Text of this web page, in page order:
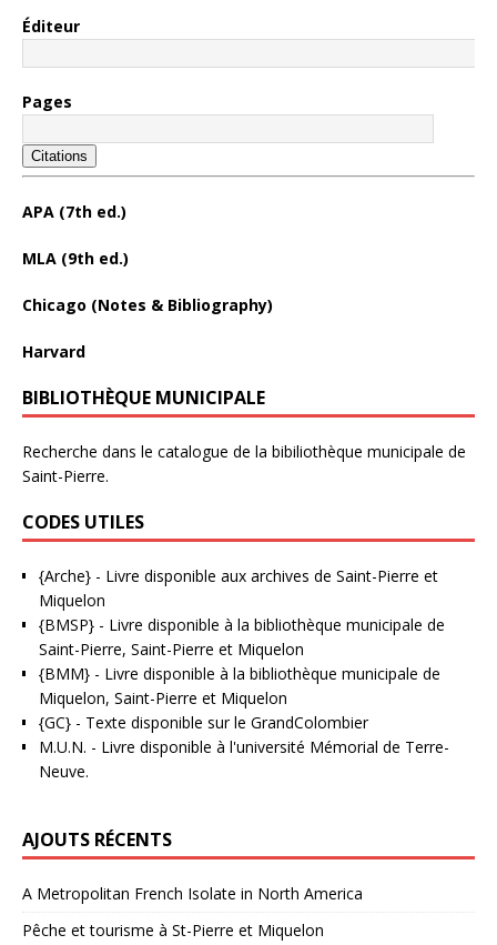
Éditeur
Pages
Citations
APA (7th ed.)
MLA (9th ed.)
Chicago (Notes & Bibliography)
Harvard
BIBLIOTHÈQUE MUNICIPALE
Recherche dans le catalogue de la bibiliothèque municipale de
Saint-Pierre.
CODES UTILES
{Arche} - Livre disponible aux archives de Saint-Pierre et
Miquelon
{BMSP} - Livre disponible à la bibliothèque municipale de
Saint-Pierre, Saint-Pierre et Miquelon
{BMM} - Livre disponible à la bibliothèque municipale de
Miquelon, Saint-Pierre et Miquelon
{GC} - Texte disponible sur le GrandColombier
M.U.N. - Livre disponible à l'université Mémorial de Terre-
Neuve.
AJOUTS RÉCENTS
A Metropolitan French Isolate in North America
Pêche et tourisme à St-Pierre et Miquelon